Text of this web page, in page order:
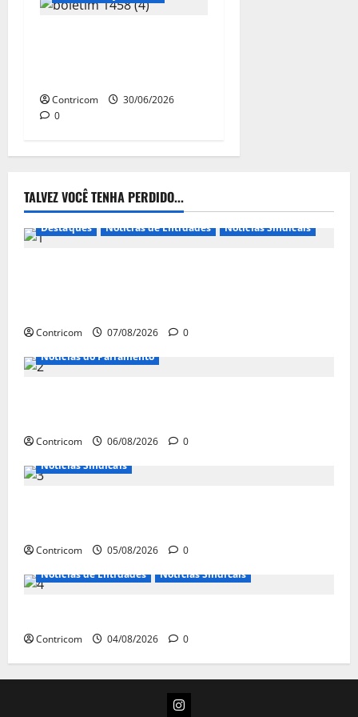
Contricom
30/06/2026
0
TALVEZ VOCÊ TENHA PERDIDO...
Destaques Notícias de Entidades Notícias Sindicais
Contricom 07/08/2026
0
Notícias do Parlamento
Contricom 06/08/2026
0
Notícias Sindicais
Contricom 05/08/2026
0
Notícias de Entidades
Notícias Sindicais
Contricom 04/08/2026 0
Instagram